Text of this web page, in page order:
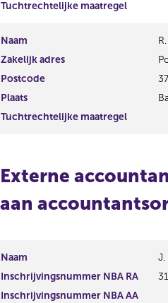
Tuchtrechtelijke maatregel
Naam
Zakelijk adres
Postcode
Plaats
Tuchtrechtelijke maatregel
Externe
aan
Naam
J.
Inschrijvingsnummer NBA RA
Inschrijvingsnummer NBA AA